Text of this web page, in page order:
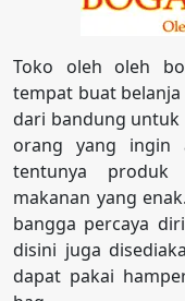
Toko oleh oleh
tempat buat
dari bandung
orang yang ingin
tentunya
makanan yang
bangga percaya
disini juga
dapat pakai